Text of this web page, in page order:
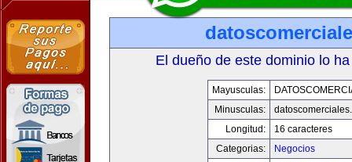
El dueño de este dominio lo
Mayusculas:
Minusculas:
Longitud:
16 caracteres
Categorias:
Negocios